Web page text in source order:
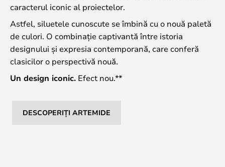
caracterul iconic al proiectelor.
Astfel, siluetele cunoscute se îmbină cu o nouă paletă
de culori. O combinație captivantă între istoria
designului și expresia contemporană, care conferă
clasicilor o perspectivă nouă.
Un design iconic. Efect nou.**
DESCOPERIȚI ARTEMIDE